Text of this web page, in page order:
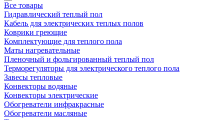
Все товары
Гидравлический теплый пол
Кабель для электрических теплых полов
Коврики греющие
Комплектующие для теплого пола
Маты нагревательные
Пленочный и фольгированный теплый пол
Терморегуляторы для электрического теплого пола
Завесы тепловые
Конвекторы водяные
Конвекторы электрические
Обогреватели инфракрасные
Обогреватели масляные